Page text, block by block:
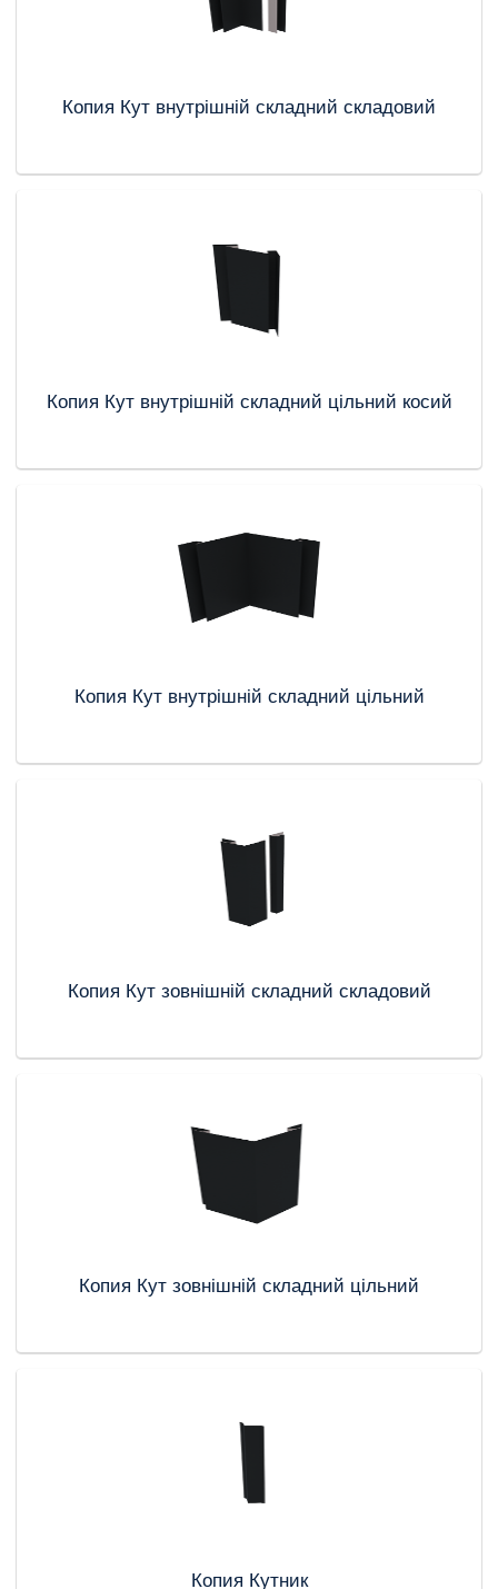
Копия Кут внутрішній складний складовий
Копия Кут внутрішній складний цільний косий
Копия Кут внутрішній складний цільний
Копия Кут зовнішній складний складовий
Копия Кут зовнішній складний цільний
Копия Кутник